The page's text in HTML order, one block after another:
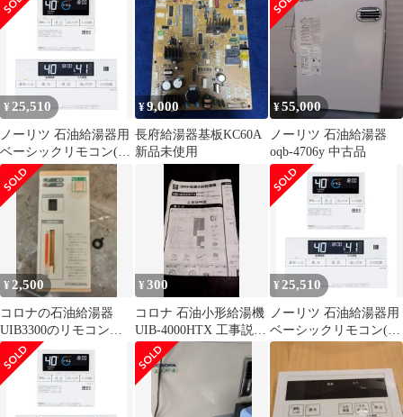
J101PEマルチセット(T)
イラー 長府 他
¥ 25,510
ノーリツ 石油給湯器用
ベーシックリモコン(イ
ンターホン付) RC-
J101PEマルチセット(T)
¥9,000
長府給湯器基板KC60A
新品未使用
¥55,000
ノーリツ 石油給湯器
oqb-4706y 中古品
¥ 2,500
コロナの石油給湯器
UIB3300のリモコンの
みリモコンの背面カバ
ーもあります
¥300
コロナ 石油小形給湯機
UIB-4000HTX 工事説明
書
¥ 25,510
ノーリツ 石油給湯器用
ベーシックリモコン(イ
ンターホン付) RC-